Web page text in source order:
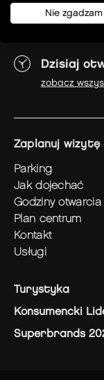
Prof. A.
32-085 - Modlniczka
Dzisiaj
zobacz
zaplanuj wizytę
parking
jak dojechać
godziny otwarcia
plan centrum
kontakt
usługi
Turystyka
Konsumencki
Superbrands
Nie zgadzam